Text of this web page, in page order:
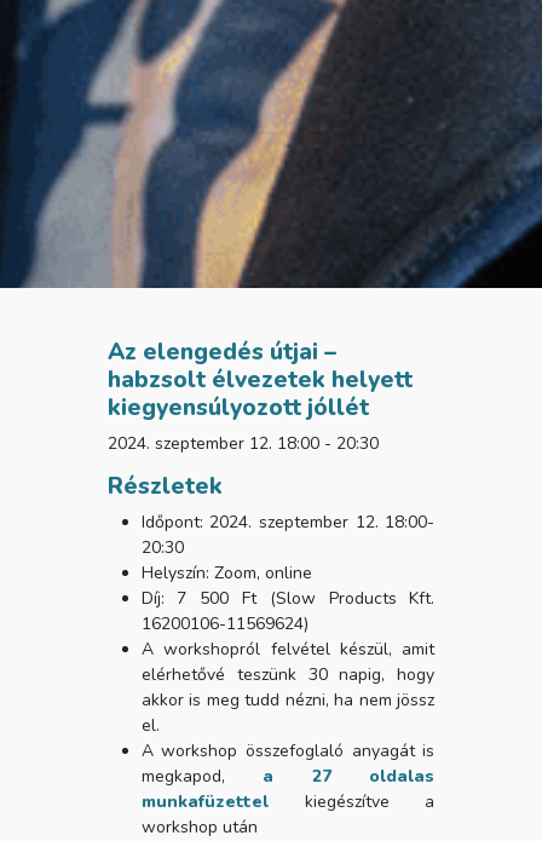
Az elengedés útjai –
habzsolt élvezetek helyett
kiegyensúlyozott jóllét
2024. szeptember 12. 18:00 - 20:30
Részletek
Időpont: 2024. szeptember 12. 18:00-
20:30
Helyszín: Zoom, online
Díj: 7 500 Ft (Slow Products Kft.
16200106-11569624)
A workshopról felvétel készül, amit
elérhetővé teszünk 30 napig, hogy
akkor is meg tudd nézni, ha nem jössz
el.
A workshop összefoglaló anyagát is
megkapod, a 27 oldalas
munkafüzettelkiegészítve a
workshop után